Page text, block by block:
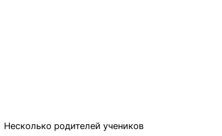
Несколько родителей учеников